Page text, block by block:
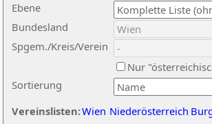
Ebene
Sortierung
Bundesland
Spgem./Kreis/Verein
Nur
Vereinslisten:Wien Niederösterreich